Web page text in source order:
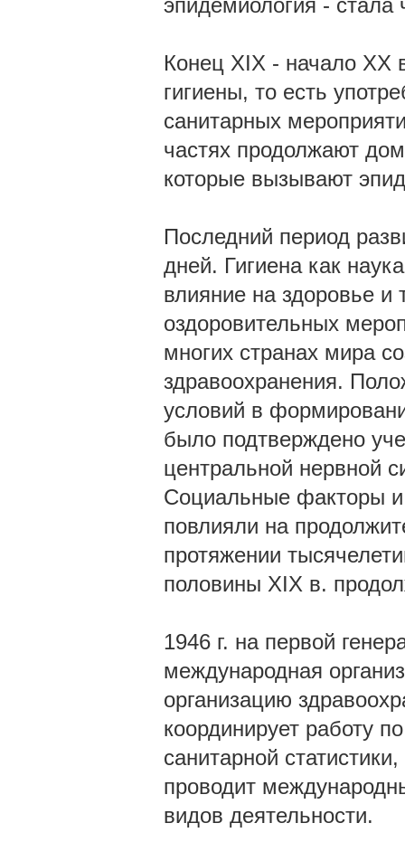
эпидемиология - стала
Конец XIX - начало XX
гигиены, то есть
санитарных
частях продолжают
которые вызывают
Последний период
дней. Гигиена как
влияние на здоровье и
оздоровительных
многих странах мира
здравоохранения.
условий в
было подтверждено
центральной нервной
Социальные факторы
повлияли на
протяжении
половины XIX в.
1946 г. на первой
международная
организацию
координирует работу
санитарной
проводит
видов деятельности.